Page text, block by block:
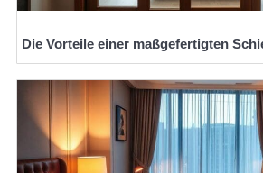
Die Vorteile einer maßgefertigten